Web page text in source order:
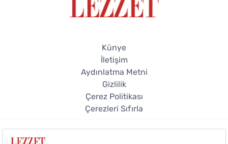
Künye
İletişim
Aydınlatma Metni
Gizlilik
Çerez Politikası
Çerezleri Sıfırla